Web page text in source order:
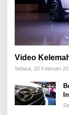
Video
Selasa, 20 Februari